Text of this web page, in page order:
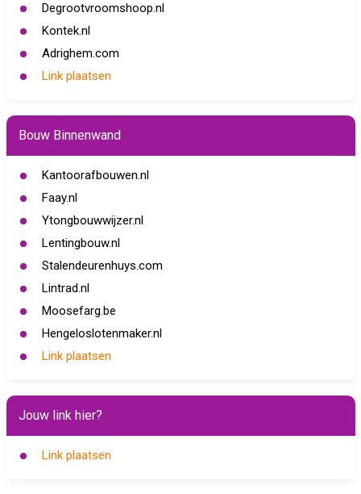
Degrootvroomshoop.nl
Kontek.nl
Adrighem.com
Link plaatsen
Bouw Binnenwand
Kantoorafbouwen.nl
Faay.nl
Ytongbouwwijzer.nl
Lentingbouw.nl
Stalendeurenhuys.com
Lintrad.nl
Moosefarg.be
Hengeloslotenmaker.nl
Link plaatsen
Jouw link hier?
Link plaatsen